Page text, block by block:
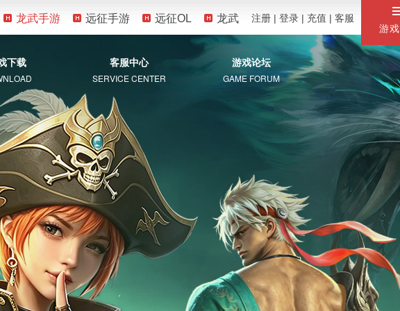
游
龙武手游 远征手游 远征OL 龙武 注册 | 登录 | 充值 | 客服
下载 客服中心
SERVICE CENTER
游戏论坛
GAME FORUM
端下载
丁下载
问题
自助服务
常见问题
珍宝阁